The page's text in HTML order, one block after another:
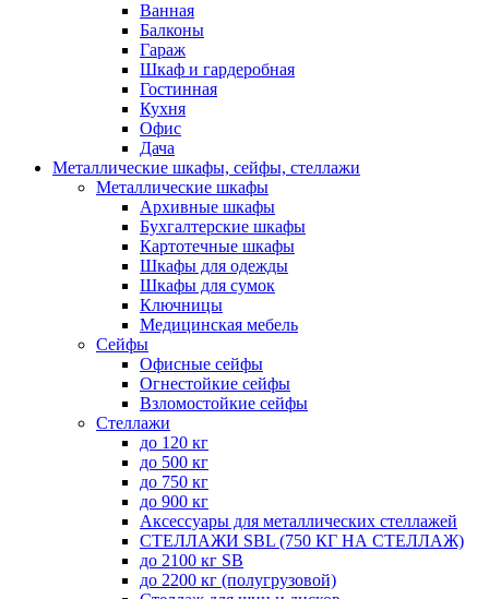
Ванная
Балконы
Гараж
Шкаф и гардеробная
Гостинная
Кухня
Офис
Дача
Металлические шкафы, сейфы, стеллажи
Металлические шкафы
Архивные шкафы
Бухгалтерские шкафы
Картотечные шкафы
Шкафы для одежды
Шкафы для сумок
Ключницы
Медицинская мебель
Сейфы
Офисные сейфы
Огнестойкие сейфы
Взломостойкие сейфы
Стеллажи
до 120 кг
до 500 кг
до 750 кг
до 900 кг
Аксессуары для металлических стеллажей
СТЕЛЛАЖИ SBL (750 КГ НА СТЕЛЛАЖ)
до 2100 кг SB
до 2200 кг (полугрузовой)